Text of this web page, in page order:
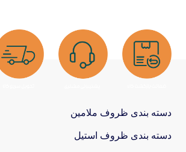
دسته بندی ظروف ملامین
دسته بندی ظروف استیل